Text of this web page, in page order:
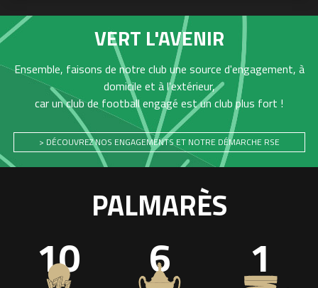
VERT L'AVENIR
Ensemble, faisons de notre club une source d'engagement, à
domicile et à l'extérieur,
car un club de football engagé est un club plus fort !
> DÉCOUVREZ NOS ENGAGEMENTS ET NOTRE DÉMARCHE RSE
PALMARÈS
10 6 1